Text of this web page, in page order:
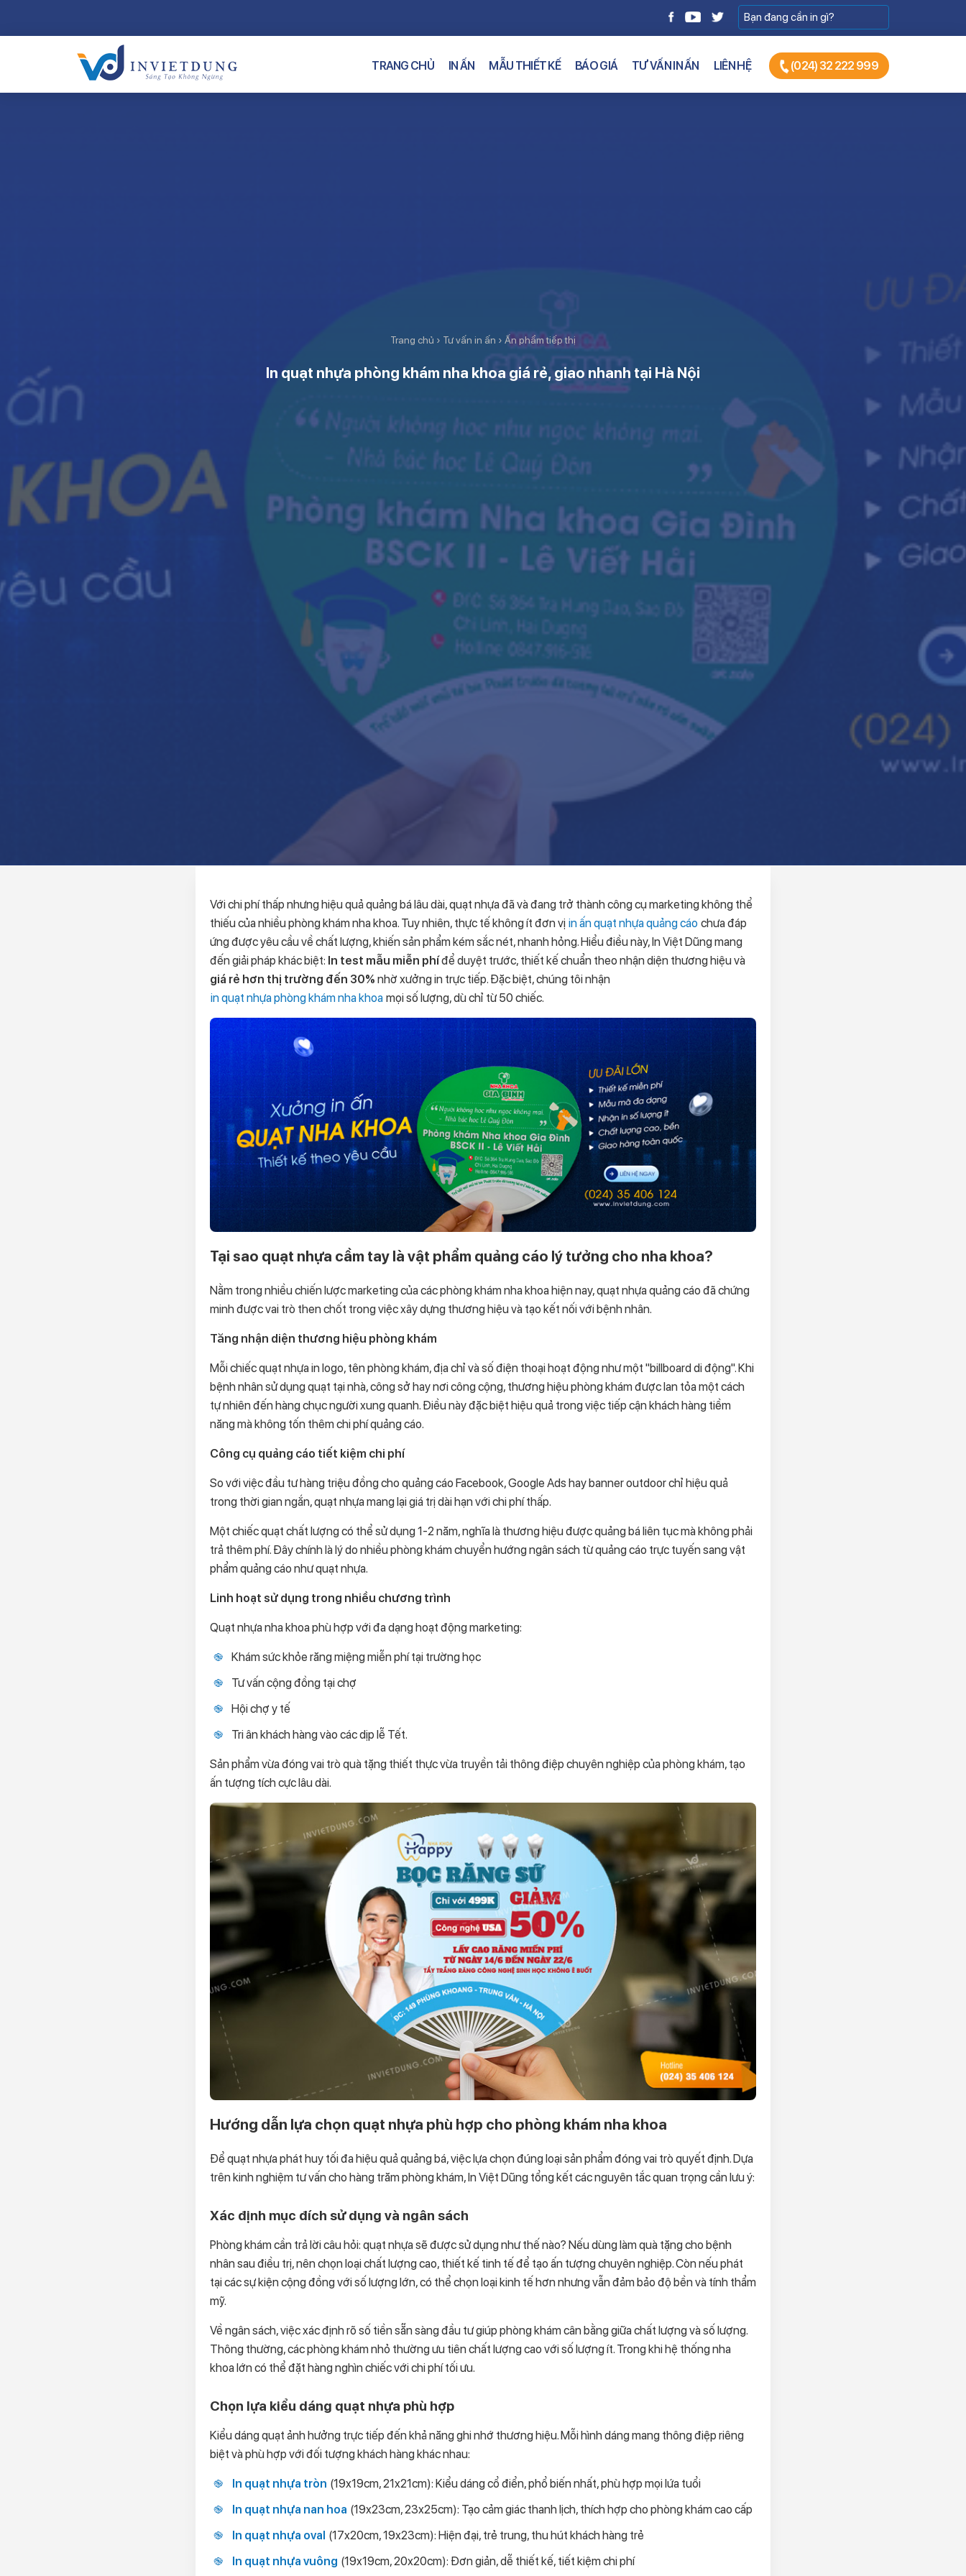
TRANG CHỦ IN ẤN MẪU THIẾT KẾ BÁO GIÁ TƯ VẤN IN ẤN LIÊN HỆ (024) 32 222 999
Trang chủ › Tư vấn in ấn › Ấn phẩm tiếp thị
In quạt nhựa phòng khám nha khoa giá rẻ, giao nhanh tại Hà Nội
Với chi phí thấp nhưng hiệu quả quảng bá lâu dài, quạt nhựa đã và đang trở thành công cụ marketing không thể
thiếu của nhiều phòng khám nha khoa. Tuy nhiên, thực tế không ít đơn vị in ấn quạt nhựa quảng cáo chưa đáp
ứng được yêu cầu về chất lượng, khiến sản phẩm kém sắc nét, nhanh hỏng. Hiểu điều này, In Việt Dũng mang
đến giải pháp khác biệt: In test mẫu miễn phíđể duyệt trước, thiết kế chuẩn theo nhận diện thương hiệu và
giá rẻ hơn thị trường đến 30% nhờ xưởng in trực tiếp. Đặc biệt, chúng tôi nhận
in quạt nhựa phòng khám nha khoa mọi số lượng, dù chỉ từ 50 chiếc.
Tại sao quạt nhựa cầm tay là vật phẩm quảng cáo lý tưởng cho nha khoa?
Nằm trong nhiều chiến lược marketing của các phòng khám nha khoa hiện nay, quạt nhựa quảng cáo đã chứng
minh được vai trò then chốt trong việc xây dựng thương hiệu và tạo kết nối với bệnh nhân.
Tăng nhận diện thương hiệu phòng khám
Mỗi chiếc quạt nhựa in logo, tên phòng khám, địa chỉ và số điện thoại hoạt động như một "billboard di động". Khi
bệnh nhân sử dụng quạt tại nhà, công sở hay nơi công cộng, thương hiệu phòng khám được lan tỏa một cách
tự nhiên đến hàng chục người xung quanh. Điều này đặc biệt hiệu quả trong việc tiếp cận khách hàng tiềm
năng mà không tốn thêm chi phí quảng cáo.
Công cụ quảng cáo tiết kiệm chi phí
So với việc đầu tư hàng triệu đồng cho quảng cáo Facebook, Google Ads hay banner outdoor chỉ hiệu quả
trong thời gian ngắn, quạt nhựa mang lại giá trị dài hạn với chi phí thấp.
Một chiếc quạt chất lượng có thể sử dụng 1-2 năm, nghĩa là thương hiệu được quảng bá liên tục mà không phải
trả thêm phí. Đây chính là lý do nhiều phòng khám chuyển hướng ngân sách từ quảng cáo trực tuyến sang vật
phẩm quảng cáo như quạt nhựa.
Linh hoạt sử dụng trong nhiều chương trình
Quạt nhựa nha khoa phù hợp với đa dạng hoạt động marketing:
Khám sức khỏe răng miệng miễn phí tại trường học
Tư vấn cộng đồng tại chợ
Hội chợ y tế
Tri ân khách hàng vào các dịp lễ Tết.
Sản phẩm vừa đóng vai trò quà tặng thiết thực vừa truyền tải thông điệp chuyên nghiệp của phòng khám, tạo
ấn tượng tích cực lâu dài.
Hướng dẫn lựa chọn quạt nhựa phù hợp cho phòng khám nha khoa
Để quạt nhựa phát huy tối đa hiệu quả quảng bá, việc lựa chọn đúng loại sản phẩm đóng vai trò quyết định. Dựa
trên kinh nghiệm tư vấn cho hàng trăm phòng khám, In Việt Dũng tổng kết các nguyên tắc quan trọng cần lưu ý:
Xác định mục đích sử dụng và ngân sách
Phòng khám cần trả lời câu hỏi: quạt nhựa sẽ được sử dụng như thế nào? Nếu dùng làm quà tặng cho bệnh
nhân sau điều trị, nên chọn loại chất lượng cao, thiết kế tinh tế để tạo ấn tượng chuyên nghiệp. Còn nếu phát
tại các sự kiện cộng đồng với số lượng lớn, có thể chọn loại kinh tế hơn nhưng vẫn đảm bảo độ bền và tính thẩm
mỹ.
Về ngân sách, việc xác định rõ số tiền sẵn sàng đầu tư giúp phòng khám cân bằng giữa chất lượng và số lượng.
Thông thường, các phòng khám nhỏ thường ưu tiên chất lượng cao với số lượng ít. Trong khi hệ thống nha
khoa lớn có thể đặt hàng nghìn chiếc với chi phí tối ưu.
Chọn lựa kiểu dáng quạt nhựa phù hợp
Kiểu dáng quạt ảnh hưởng trực tiếp đến khả năng ghi nhớ thương hiệu. Mỗi hình dáng mang thông điệp riêng
biệt và phù hợp với đối tượng khách hàng khác nhau:
In quạt nhựa tròn (19x19cm, 21x21cm): Kiểu dáng cổ điển, phổ biến nhất, phù hợp mọi lứa tuổi
In quạt nhựa nan hoa (19x23cm, 23x25cm): Tạo cảm giác thanh lịch, thích hợp cho phòng khám cao cấp
In quạt nhựa oval (17x20cm, 19x23cm): Hiện đại, trẻ trung, thu hút khách hàng trẻ
In quạt nhựa vuông (19x19cm, 20x20cm): Đơn giản, dễ thiết kế, tiết kiệm chi phí